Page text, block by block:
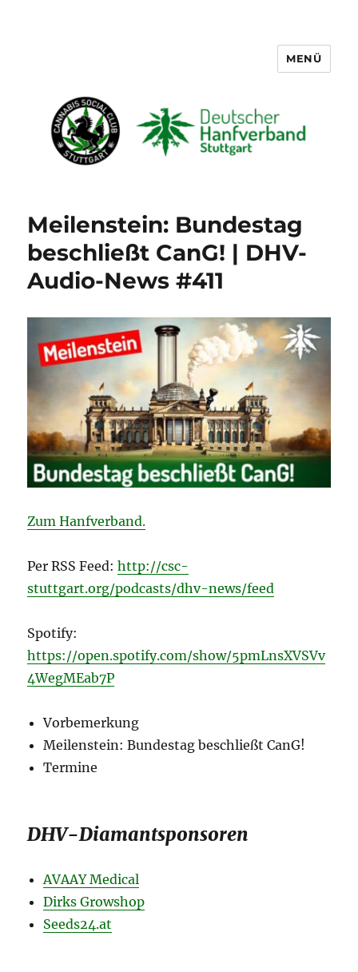
Cannabis Social Club Stuttgart
MENÜ
Meilenstein: Bundestag
beschließt CanG! | DHV-
Audio-News #411
Zum Hanfverband.
Per RSS Feed:http://csc-
stuttgart.org/podcasts/dhv-news/feed
Spotify:
https://open.spotify.com/show/5pmLnsXVSVv
4WegMEab7P
Vorbemerkung
Meilenstein: Bundestag beschließt CanG!
Termine
DHV-Diamantsponsoren
AVAAY Medical
Dirks Growshop
Seeds24.at